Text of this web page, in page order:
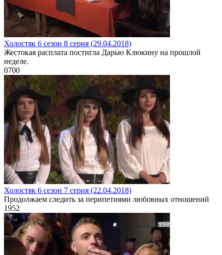
Холостяк 6 сезон 8 серия (29.04.2018)
Жестокая расплата постигла Дарью Клюкину на прошлой
неделе.
0700
Холостяк 6 сезон 7 серия (22.04.2018)
Продолжаем следить за перипетиями любовных отношений
1952